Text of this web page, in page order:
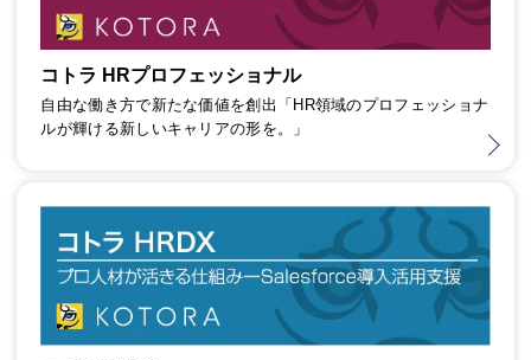
コトラ HRプロフェッショナル
自由な働き方で新たな価値を創出「HR領域のプロフェッショナ
ルが輝ける新しいキャリアの形を。」